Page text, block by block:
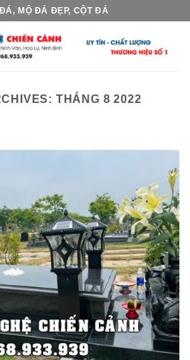
MỘ ĐÁ ĐẸP, CỘT ĐÁ
THÁNG 8 2022